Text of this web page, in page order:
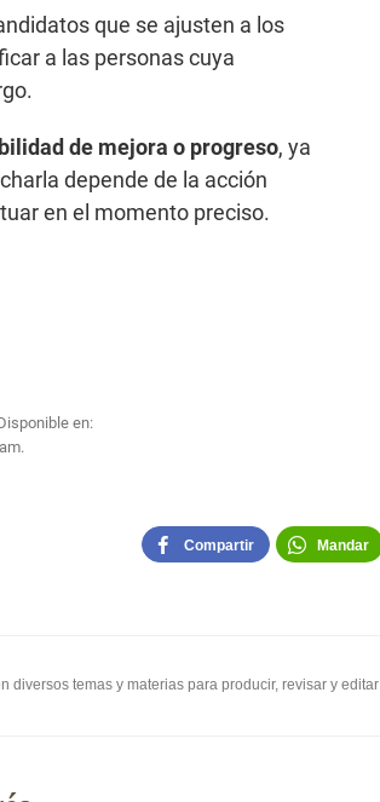
que se ajusten a los
a las personas cuya
de mejora o progreso, ya
depende de la acción
en el momento preciso.
en:
Compartir Mandar
temas y materias para producir, revisar y editar